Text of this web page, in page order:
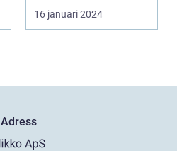
inomhus och
utomhusbruk. ...
16 januari 2024
Adress